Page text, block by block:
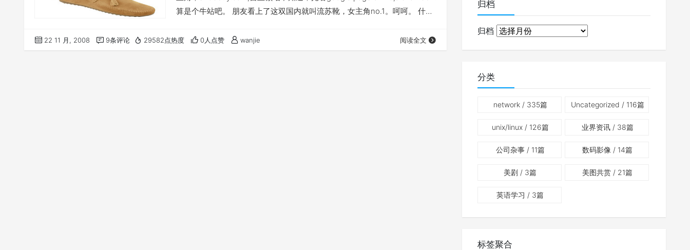
算是个牛站吧。 朋友看上了这双国内就叫流苏靴，女主角no.1。呵呵。 什么
一波.说实话，鄙人对团购的某些物品特别不放心，有些甚至原装鞋盒也不
给，要盒子可以，加20－100rmb。实物照片和官…
22 11 月, 2008 9条评论 29582点热度 0人点赞 wanjie 阅读全文
归档
归档
分类
network/ 335篇 Uncategorized / 116篇
unix/linux/ 126篇 业界资讯/ 38篇
公司杂事/ 11篇 数码影像 / 14篇
美剧 / 3篇 美图共赏 / 21篇
英语学习 / 3篇
标签聚合